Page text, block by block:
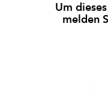
Um
melden